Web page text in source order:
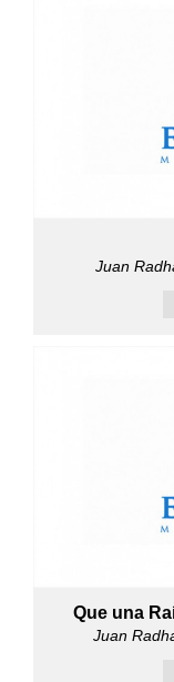
Juan
Que una
Juan